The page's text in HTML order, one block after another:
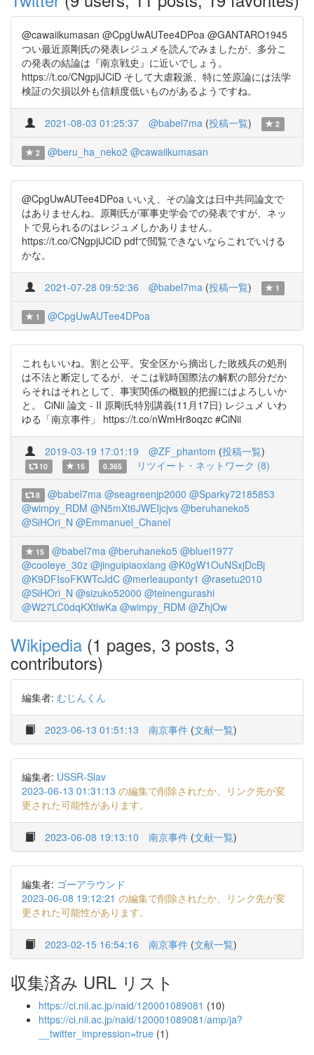
@cawaiikumasan @CpgUwAUTee4DPoa @GANTARO1945
つい最近原剛氏の発表レジュメを読んでみましたが、多分こ
の発表の結論は『南京戦史』に近いでしょう。
https://t.co/CNgpjiJCiD そして大虐殺派、特に笠原論には法学
検証の欠損以外も信頼度低いものがあるようですね。
2021-08-03 01:25:37 @babel7ma (投稿一覧) 2
2 @beru_ha_neko2 @cawaiikumasan
@CpgUwAUTee4DPoa いいえ、その論文は日中共同論文で
はありませんね。原剛氏が軍事史学会での発表ですが、ネッ
トで見られるのはレジュメしかありません。
https://t.co/CNgpjiJCiD pdfで閲覧できないならこれでいける
かな。
2021-07-28 09:52:36 @babel7ma (投稿一覧) 1
1 @CpgUwAUTee4DPoa
これもいいね。割と公平。安全区から摘出した敗残兵の処刑
は不法と断定してるが、そこは戦時国際法の解釈の部分だか
らそれはそれとして、事実関係の概観的把握にはよろしいか
と。 CiNii 論文 - II 原剛氏特別講義(11月17日) レジュメ いわ
ゆる「南京事件」 https://t.co/nWmHr8oqzc #CiNii
2019-03-19 17:01:19 @ZF_phantom (投稿一覧)
10 15 0.365 リツイート・ネットワーク (8)
8 @babel7ma @seagreenjp2000 @Sparky72185853
@wimpy_RDM @N5mXt6JWEIjcjvs @beruhaneko5
@SiHOri_N @Emmanuel_Chanel
15 @babel7ma @beruhaneko5 @bluei1977
@cooleye_30z @jinguipiaoxiang @K0gW1OuNSxjDcBj
@K9DFIsoFKWTcJdC @merleauponty1 @rasetu2010
@SiHOri_N @sizuko52000 @teinengurashi
@W27LC0dqKXtlwKa @wimpy_RDM @ZhjOw
Wikipedia (1 pages, 3 posts, 3
contributors)
編集者: むじんくん
2023-06-13 01:51:13 南京事件 (文献一覧)
編集者: USSR-Slav
2023-06-13 01:31:13 の編集で削除されたか、リンク先が変
更された可能性があります。
2023-06-08 19:13:10 南京事件 (文献一覧)
編集者: ゴーアラウンド
2023-06-08 19:12:21 の編集で削除されたか、リンク先が変
更された可能性があります。
2023-02-15 16:54:16 南京事件 (文献一覧)
収集済み URL リスト
https://ci.nii.ac.jp/naid/120001089081 (10)
https://ci.nii.ac.jp/naid/120001089081/amp/ja?
__twitter_impression=true (1)